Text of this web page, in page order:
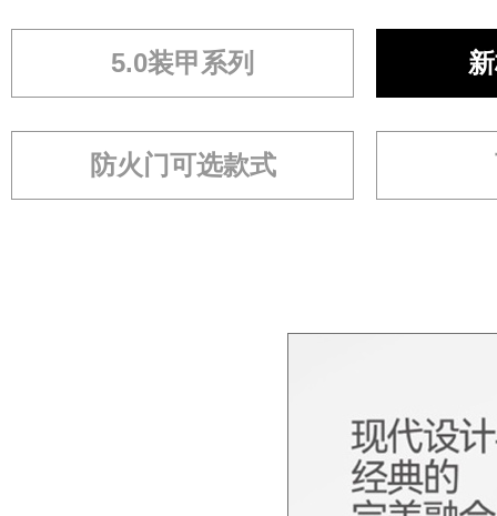
5.0装甲系列
防火门可选款式